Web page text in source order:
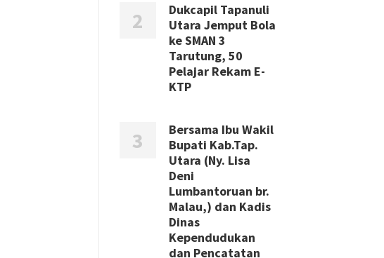
Dukcapil Tapanuli
Utara Jemput Bola
ke SMAN 3
Tarutung, 50
Pelajar Rekam E-
KTP
Bersama Ibu Wakil
Bupati Kab.Tap.
Utara (Ny. Lisa
Deni
Lumbantoruan br.
Malau,) dan Kadis
Dinas
Kependudukan
dan Pencatatan